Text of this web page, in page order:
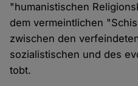
"humanistischen
dem vermeintlichen
zwischen den
sozialistischen und des
tobt.